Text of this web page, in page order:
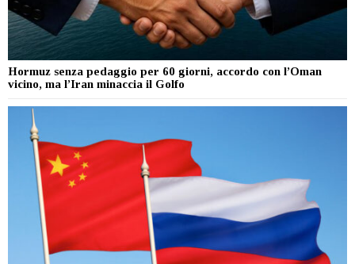
Hormuz senza pedaggio per 60 giorni, accordo con l’Oman
vicino, ma l’Iran minaccia il Golfo